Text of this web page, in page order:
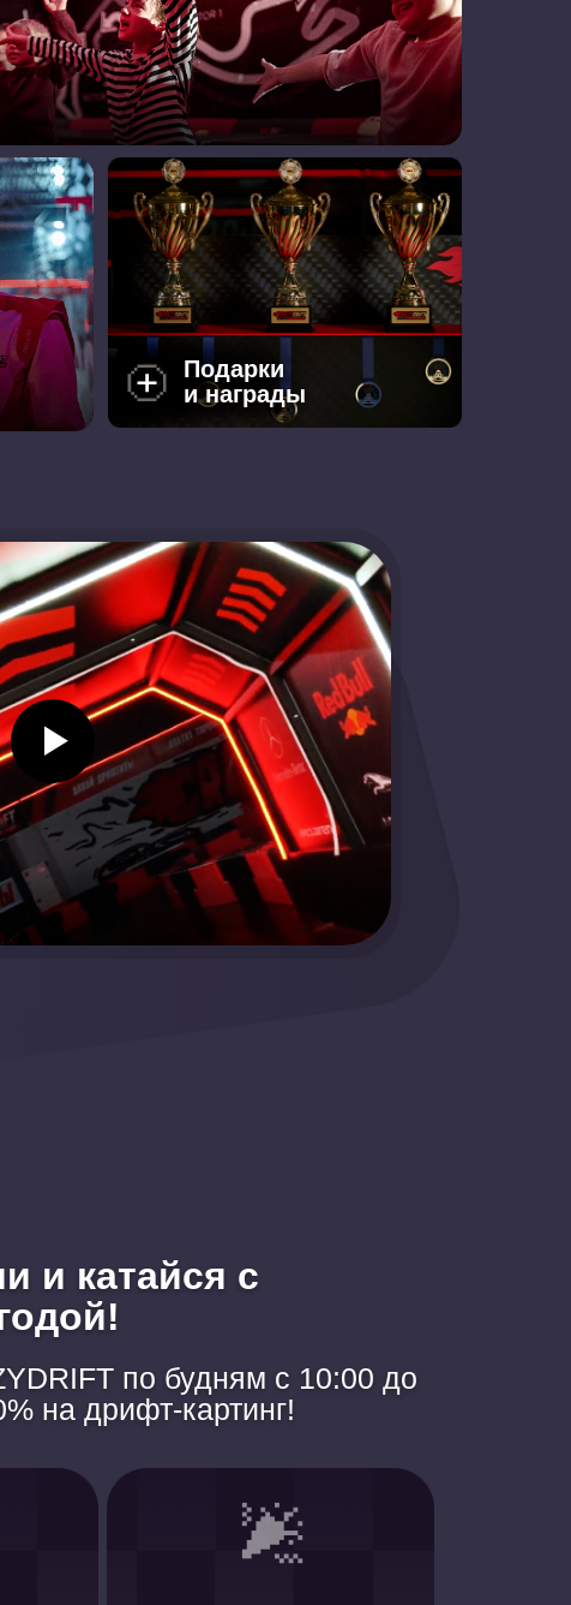
Подарки
и награды
по будням с 10:00 до
на дрифт-картинг!
и катайся с